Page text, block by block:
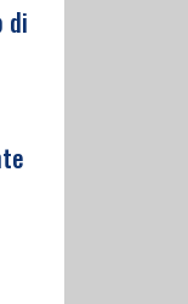
di